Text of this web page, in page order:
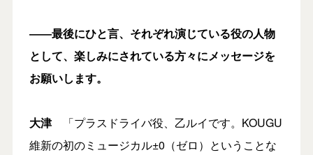
――最後にひと言、それぞれ演じている役の人物
として、楽しみにされている方々にメッセージを
お願いします。
大津「プラスドライバ役、乙ルイです。KOUGU
維新の初のミュージカル±0（ゼロ）ということな